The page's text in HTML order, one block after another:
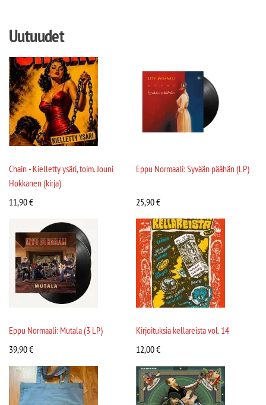
Uutuudet
Chain - Kielletty ysäri, toim. Jouni
Hokkanen (kirja)
11,90€
Eppu Normaali: Syvään päähän (LP)
25,90€
Eppu Normaali: Mutala (3 LP)
39,90€
Kirjoituksia kellareista vol. 14
12,00€